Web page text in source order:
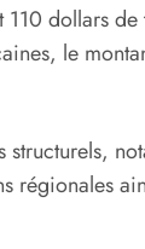
dollars
le